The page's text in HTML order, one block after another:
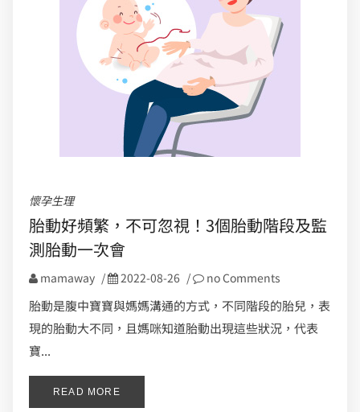
懷孕生理
胎動好頻繁，不可忽視！3個胎動階段及監
測胎動一次會
mamaway / 2022-08-26 / no Comments
胎動是腹中寶寶與媽媽溝通的方式，不同階段的胎兒，表
現的胎動大不同，且媽咪知道胎動出現這些狀況，代表
寶...
READ MORE